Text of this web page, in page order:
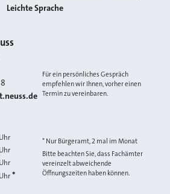
Leichte Sprache
Für ein persönliches Gespräch
empfehlen wir Ihnen, vorher einen
Termin zu vereinbaren.
Uhr
Uhr
Uhr
Uhr *
* Nur Bürgeramt, 2 mal im Monat
Bitte beachten Sie, dass Fachämter
vereinzelt abweichende
Öffnungszeiten haben können.